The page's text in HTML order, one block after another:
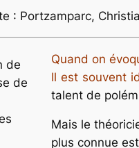
: Portzamparc,
Quand on
Il est souvent
talent de
Mais le
plus connue